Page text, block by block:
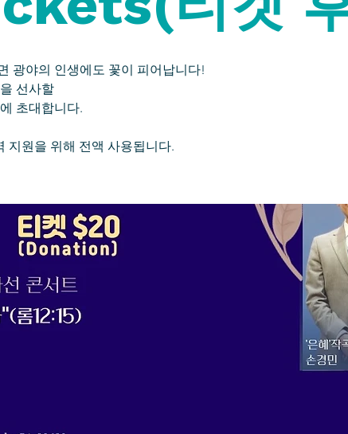
광야의 인생에도 꽃이 피어납니다!
선사할
초대합니다.
지원을 위해 전액 사용됩니다.